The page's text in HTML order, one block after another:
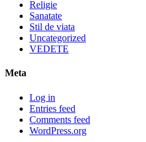
Religie
Sanatate
Stil de viata
Uncategorized
VEDETE
Meta
Log in
Entries feed
Comments feed
WordPress.org